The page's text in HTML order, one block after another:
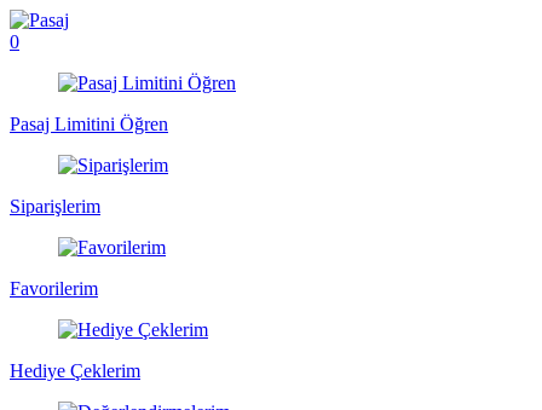
0
Pasaj Limitini Öğren
Siparişlerim
Favorilerim
Hediye Çeklerim